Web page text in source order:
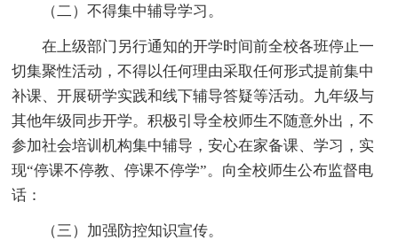
（二）不得集中辅导学习。
在上级部门另行通知的开学时间前全校各班停止一
切集聚性活动，不得以任何理由采取任何形式提前集中
补课、开展研学实践和线下辅导答疑等活动。九年级与
其他年级同步开学。积极引导全校师生不随意外出，不
参加社会培训机构集中辅导，安心在家备课、学习，实
现“停课不停教、停课不停学”。向全校师生公布监督电
话：
（三）加强防控知识宣传。